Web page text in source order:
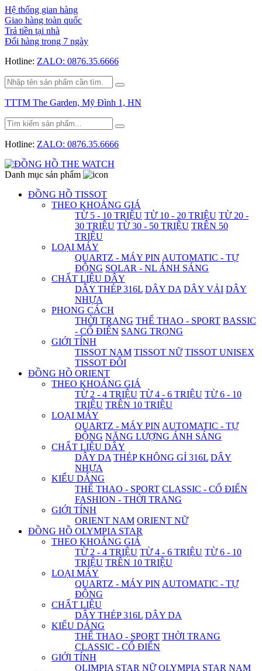
Hệ thống gian hàng
Giao hàng toàn quốc
Trả tiền tại nhà
Đổi hàng trong 7 ngày
Hotline: ZALO: 0876.35.6666
TTTM The Garden, Mỹ Đình 1, HN
Hotline: ZALO: 0876.35.6666
Danh mục sản phẩm
ĐỒNG HỒ TISSOT
THEO KHOẢNG GIÁ
TỪ 5 - 10 TRIỆU TỪ 10 - 20 TRIỆU TỪ 20 -
30 TRIỆU TỪ 30 - 50 TRIỆU TRÊN 50
TRIỆU
LOẠI MÁY
QUARTZ - MÁY PIN AUTOMATIC - TỰ
ĐỘNG SOLAR - NL ÁNH SÁNG
CHẤT LIỆU DÂY
DÂY THÉP 316L DÂY DA DÂY VẢI DÂY
NHỰA
PHONG CÁCH
THỜI TRANG THỂ THAO - SPORT BASSIC
- CỔ ĐIỂN SANG TRỌNG
GIỚI TÍNH
TISSOT NAM TISSOT NỮ TISSOT UNISEX
TISSOT ĐÔI
ĐỒNG HỒ ORIENT
THEO KHOẢNG GIÁ
TỪ 2 - 4 TRIỆU TỪ 4 - 6 TRIỆU TỪ 6 - 10
TRIỆU TRÊN 10 TRIỆU
LOẠI MÁY
QUARTZ - MÁY PIN AUTOMATIC - TỰ
ĐỘNG NĂNG LƯỢNG ÁNH SÁNG
CHẤT LIỆU DÂY
DÂY DA THÉP KHÔNG GỈ 316L DÂY
NHỰA
KIỂU DÁNG
THỂ THAO - SPORT CLASSIC - CỔ ĐIỂN
FASHION - THỜI TRANG
GIỚI TÍNH
ORIENT NAM ORIENT NỮ
ĐỒNG HỒ OLYMPIA STAR
THEO KHOẢNG GIÁ
TỪ 2 - 4 TRIỆU TỪ 4 - 6 TRIỆU TỪ 6 - 10
TRIỆU TRÊN 10 TRIỆU
LOẠI MÁY
QUARTZ - MÁY PIN AUTOMATIC - TỰ
ĐỘNG
CHẤT LIỆU
DÂY THÉP 316L DÂY DA
KIỂU DÁNG
THỂ THAO - SPORT THỜI TRANG
CLASSIC - CỔ ĐIỂN
GIỚI TÍNH
OLIMPIA STAR NỮ OLYMPIA STAR NAM